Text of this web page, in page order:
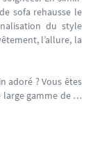
sofa rehausse le
du style
l’allure, la
adoré ? Vous êtes
large gamme de …